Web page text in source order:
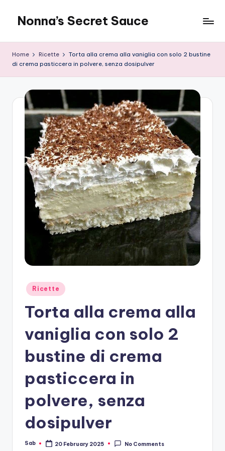
content
Nonna’s Secret Sauce
Home Ricette
Torta alla crema alla vaniglia con solo 2 bustine
di crema pasticcera in polvere, senza dosipulver
Posted
in
Ricette
Torta alla crema alla
vaniglia con solo 2
bustine di crema
pasticcera in
polvere, senza
dosipulver
Posted
Sab 20 February 2025 No Comments